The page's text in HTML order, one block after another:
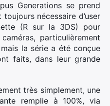
Generations se prend
nécessaire d’user
(R sur la 3DS) pour
particulièrement
la série a été conçue
faits, dans leur grande
très simplement, une
remplie à 100%, via